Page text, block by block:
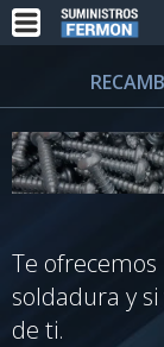
Te
soldadura y
de ti.